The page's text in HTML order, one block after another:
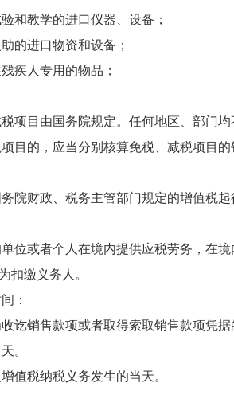
教学的进口仪器、设备；
进口物资和设备；
人专用的物品；
目由国务院规定。任何地区、部门均
，应当分别核算免税、减税项目的
政、税务主管部门规定的增值税起
者个人在境内提供应税劳务，在境
扣缴义务人。
：
销售款项或者取得索取销售款项凭据
。
税纳税义务发生的当天。